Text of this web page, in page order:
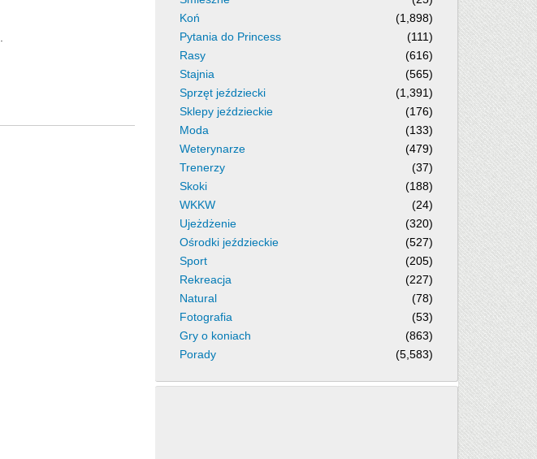
Koń
(1,898)
Pytania do Princess
(111)
Rasy
(616)
Stajnia
(565)
Sprzęt jeździecki
(1,391)
Sklepy jeździeckie
(176)
Moda
(133)
Weterynarze
(479)
Trenerzy
(37)
Skoki
(188)
WKKW
(24)
Ujeżdżenie
(320)
Ośrodki jeździeckie
(527)
Sport
(205)
Rekreacja
(227)
Natural
(78)
Fotografia
(53)
Gry o koniach
(863)
Porady
(5,583)